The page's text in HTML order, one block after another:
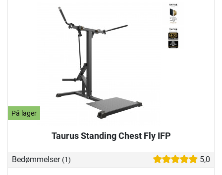
På lager
Taurus Standing Chest Fly IFP
Bedømmelser (1) 5,0